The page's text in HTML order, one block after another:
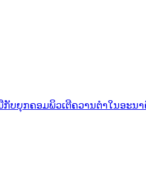
ມືກັບຍຸກຄອມພິວເຕີຄວານຕໍາໃນອະນ